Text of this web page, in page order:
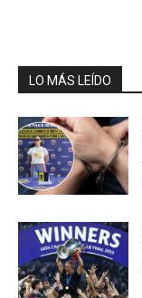
LO MÁS LEÍDO